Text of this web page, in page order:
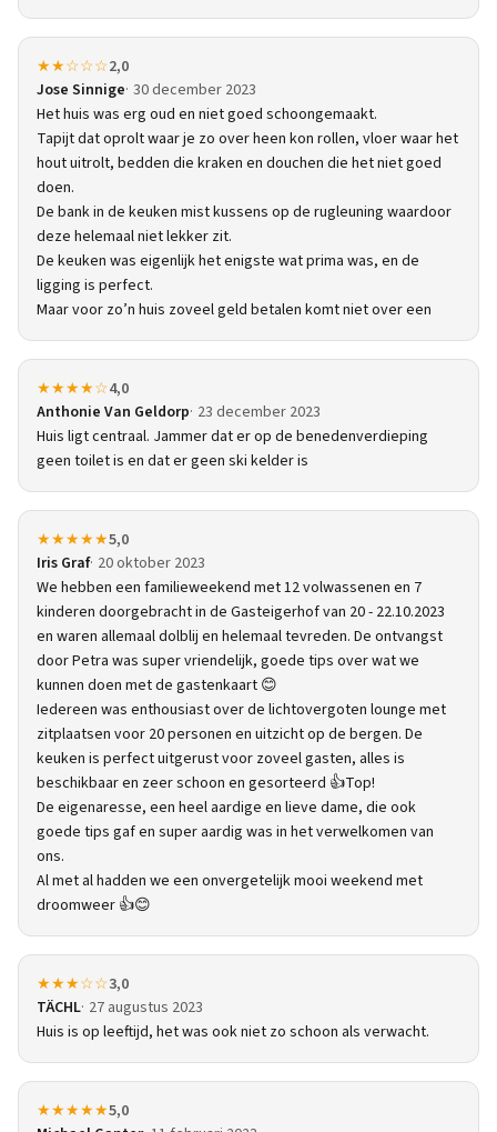
★★☆☆☆2,0
Jose Sinnige 30 december 2023
Het huis was erg oud en niet goed schoongemaakt.
Tapijt dat oprolt waar je zo over heen kon rollen, vloer waar het
hout uitrolt, bedden die kraken en douchen die het niet goed
doen.
De bank in de keuken mist kussens op de rugleuning waardoor
deze helemaal niet lekker zit.
De keuken was eigenlijk het enigste wat prima was, en de
ligging is perfect.
Maar voor zo’n huis zoveel geld betalen komt niet over een
★★★★☆4,0
Anthonie Van Geldorp 23 december 2023
Huis ligt centraal. Jammer dat er op de benedenverdieping
geen toilet is en dat er geen ski kelder is
★★★★★5,0
Iris Graf 20 oktober 2023
We hebben een familieweekend met 12 volwassenen en 7
kinderen doorgebracht in de Gasteigerhof van 20 - 22.10.2023
en waren allemaal dolblij en helemaal tevreden. De ontvangst
door Petra was super vriendelijk, goede tips over wat we
kunnen doen met de gastenkaart 😊
Iedereen was enthousiast over de lichtovergoten lounge met
zitplaatsen voor 20 personen en uitzicht op de bergen. De
keuken is perfect uitgerust voor zoveel gasten, alles is
beschikbaar en zeer schoon en gesorteerd 👍Top!
De eigenaresse, een heel aardige en lieve dame, die ook
goede tips gaf en super aardig was in het verwelkomen van
ons.
Al met al hadden we een onvergetelijk mooi weekend met
droomweer 👍😊
★★★☆☆3,0
TÄCHL 27 augustus 2023
Huis is op leeftijd, het was ook niet zo schoon als verwacht.
★★★★★5,0